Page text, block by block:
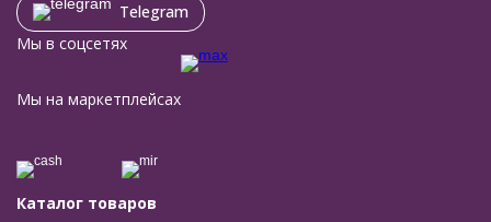
Telegram
Мы в соцсетях
Мы на маркетплейсах
Каталог товаров